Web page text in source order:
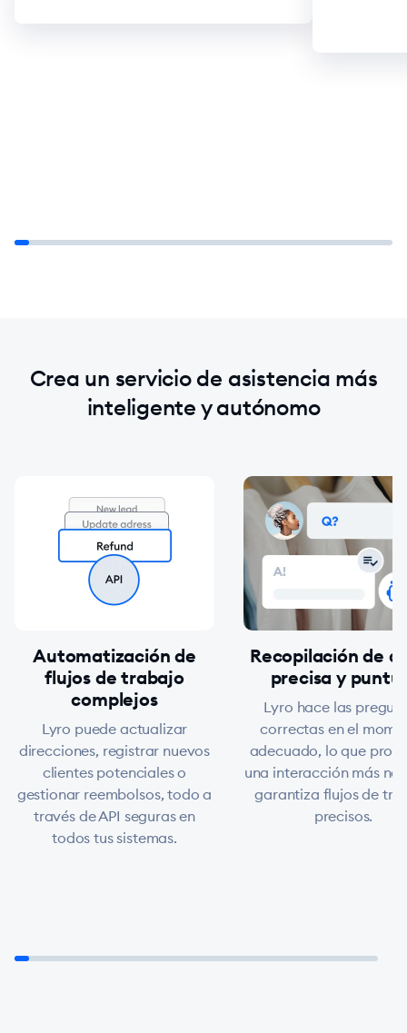
Crea un servicio de asistencia más
inteligente y autónomo
Automatización de
flujos de trabajo
complejos
Lyro puede actualizar
direcciones, registrar nuevos
clientes potenciales o
gestionar reembolsos, todo a
través de API seguras en
todos tus sistemas.
Recopilación de
precisa y
Lyro hace las
correctas en el
adecuado, lo que
una interacción más
garantiza flujos de
precisos.